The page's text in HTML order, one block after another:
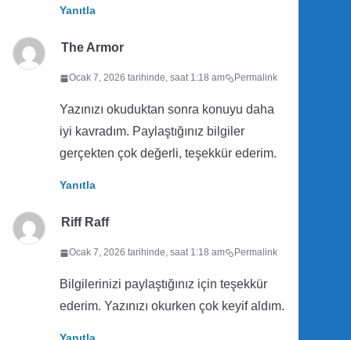
Yanıtla
The Armor
Ocak 7, 2026 tarihinde, saat 1:18 am Permalink
Yazınızı okuduktan sonra konuyu daha
iyi kavradım. Paylaştığınız bilgiler
gerçekten çok değerli, teşekkür ederim.
Yanıtla
Riff Raff
Ocak 7, 2026 tarihinde, saat 1:18 am Permalink
Bilgilerinizi paylaştığınız için teşekkür
ederim. Yazınızı okurken çok keyif aldım.